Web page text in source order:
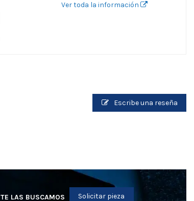
Ver toda la información
Escribe una reseña
TE LAS BUSCAMOS Solicitar pieza